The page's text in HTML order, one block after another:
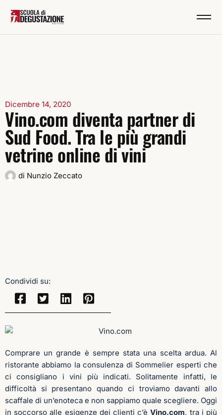
Dicembre 14, 2020
Vino.com diventa partner di
Sud Food. Tra le più grandi
vetrine online di vini
di Nunzio Zeccato
ristorante abbiamo la consulenza di Sommelier esperti che
ci consigliano i vini più indicati. Solitamente infatti, le
difficoltà si presentano quando ci troviamo davanti allo
scaffale di un’enoteca e non sappiamo quale scegliere. Oggi
in soccorso alle esigenze dei clienti c’èVino.com , tra i più
grandi negozi onlinedi vino.
CON VINO.COM, L’ACQUISTO DI VINO